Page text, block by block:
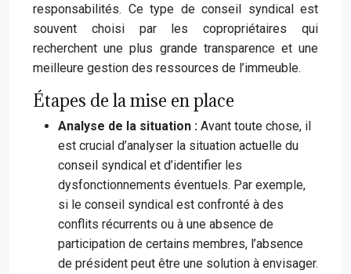
responsabilités. Ce type de conseil syndical est
souvent choisi par les copropriétaires qui
recherchent une plus grande transparence et une
meilleure gestion des ressources de l’immeuble.
Étapes de la mise en place
Analyse de la situation : Avant toute chose, il
est crucial d’analyser la situation actuelle du
conseil syndical et d’identifier les
dysfonctionnements éventuels. Par exemple,
si le conseil syndical est confronté à des
conflits récurrents ou à une absence de
participation de certains membres, l’absence
de président peut être une solution à envisager.